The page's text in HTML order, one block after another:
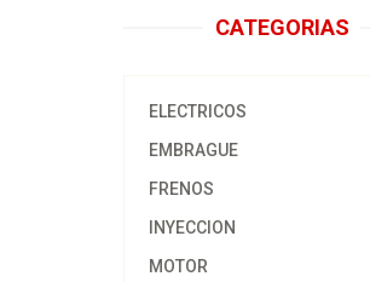
CATEGORIAS
ELECTRICOS
EMBRAGUE
FRENOS
INYECCION
MOTOR